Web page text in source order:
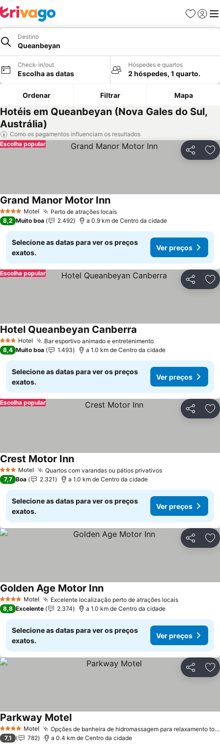
Favoritos
Iniciar
Destino
Queanbeyan
Check-in/out
Escolha as datas
Hóspedes e quartos
2 hóspedes, 1 quarto.
Ordenar Filtrar Mapa
Hotéis em Queanbeyan (Nova Gales do Sul,
Austrália)
Como os pagamentos influenciam os resultados
Partilhar
Escolha popular
4 EstrelasMotel Perto de atrações locais
Grand Manor Motor Inn
8,2 Muito boa 2.492 a 0.9 km de Centro da cidade
Selecione as datas para ver os preços
exatos.
Ver preços
Partilhar
Escolha popular
3 EstrelasHotel Bar esportivo animado e entretenimento
Hotel Queanbeyan Canberra
8,4 Muito boa 1.493 a 1.0 km de Centro da cidade
Selecione as datas para ver os preços
exatos.
Ver preços
Partilhar
Escolha popular
3 EstrelasMotel Quartos com varandas ou pátios privativos
Crest Motor Inn
7,7 Boa 2.321 a 1.0 km de Centro da cidade
Selecione as datas para ver os preços
exatos.
Ver preços
Partilhar
4 EstrelasMotel Excelente localização perto de atrações locais
Golden Age Motor Inn
8,8 Excelente 2.374 a 1.0 km de Centro da cidade
Selecione as datas para ver os preços
exatos.
Ver preços
Partilhar
4 EstrelasMotel Opções de banheira de hidromassagem para relaxamento total
Parkway Motel
7,1 782 a 0.4 km de Centro da cidade